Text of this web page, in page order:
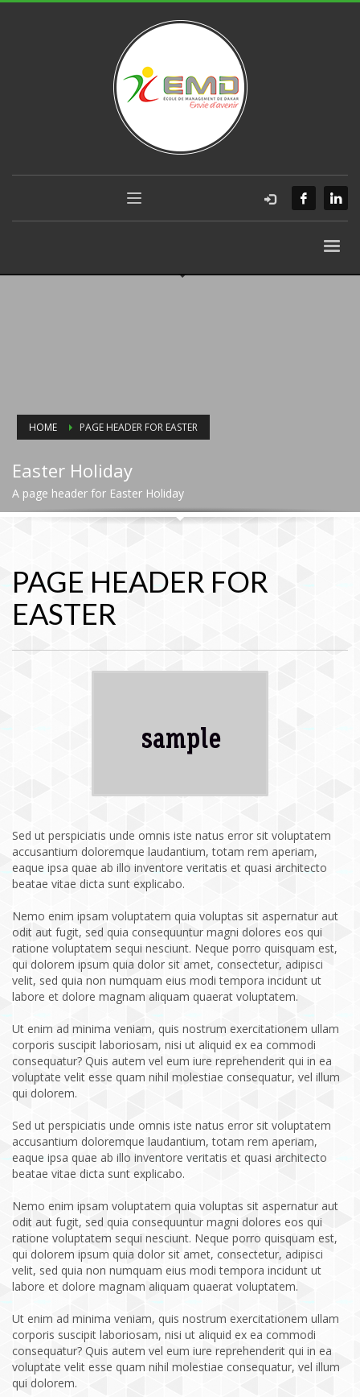
HOME PAGE HEADER FOR EASTER
Easter Holiday
A page header for Easter Holiday
PAGE HEADER FOR
EASTER
Sed ut perspiciatis unde omnis iste natus error sit voluptatem
accusantium doloremque laudantium, totam rem aperiam,
eaque ipsa quae ab illo inventore veritatis et quasi architecto
beatae vitae dicta sunt explicabo.
Nemo enim ipsam voluptatem quia voluptas sit aspernatur aut
odit aut fugit, sed quia consequuntur magni dolores eos qui
ratione voluptatem sequi nesciunt. Neque porro quisquam est,
qui dolorem ipsum quia dolor sit amet, consectetur, adipisci
velit, sed quia non numquam eius modi tempora incidunt ut
labore et dolore magnam aliquam quaerat voluptatem.
Ut enim ad minima veniam, quis nostrum exercitationem ullam
corporis suscipit laboriosam, nisi ut aliquid ex ea commodi
consequatur? Quis autem vel eum iure reprehenderit qui in ea
voluptate velit esse quam nihil molestiae consequatur, vel illum
qui dolorem.
Sed ut perspiciatis unde omnis iste natus error sit voluptatem
accusantium doloremque laudantium, totam rem aperiam,
eaque ipsa quae ab illo inventore veritatis et quasi architecto
beatae vitae dicta sunt explicabo.
Nemo enim ipsam voluptatem quia voluptas sit aspernatur aut
odit aut fugit, sed quia consequuntur magni dolores eos qui
ratione voluptatem sequi nesciunt. Neque porro quisquam est,
qui dolorem ipsum quia dolor sit amet, consectetur, adipisci
velit, sed quia non numquam eius modi tempora incidunt ut
labore et dolore magnam aliquam quaerat voluptatem.
Ut enim ad minima veniam, quis nostrum exercitationem ullam
corporis suscipit laboriosam, nisi ut aliquid ex ea commodi
consequatur? Quis autem vel eum iure reprehenderit qui in ea
voluptate velit esse quam nihil molestiae consequatur, vel illum
qui dolorem.